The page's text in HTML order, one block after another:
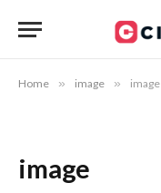
Home » image » image
image